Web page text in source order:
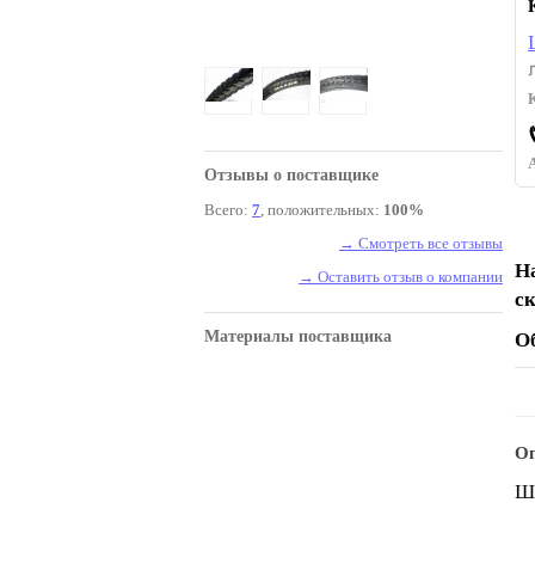
Отзывы о поставщике
Всего: 7, положительных: 100%
→ Смотреть все отзывы
→ Оставить отзыв о компании
Материалы поставщика